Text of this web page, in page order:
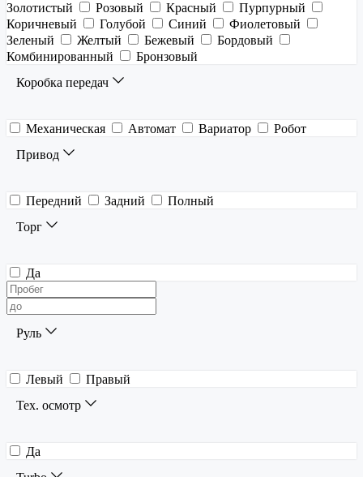
Золотистый
Розовый Красный
Пурпурный
Коричневый
Голубой Синий
Фиолетовый
Зеленый
Желтый Бежевый
Бордовый
Комбинированный
Бронзовый
Коробка передач
Механическая Автомат Вариатор
Робот
Привод
Передний Задний
Полный
Торг
Да
Руль
Левый
Правый
Тех. осмотр
Да